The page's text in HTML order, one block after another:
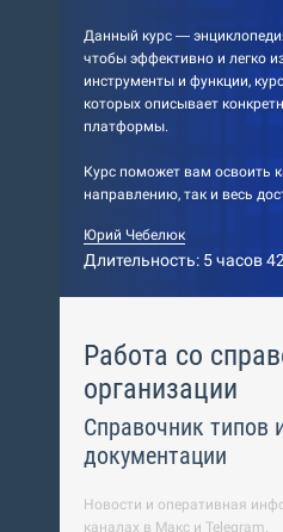
Данный курс —
чтобы эффективно и легко
инструменты и функции,
которых описывает
платформы.
Курс поможет вам освоить
направлению, так и весь
Юрий Чебелюк
Длительность: 5 часов
Работа со
организации
Справочник типов
документации
Новости и оперативная
каналах в Макс и Telegram.